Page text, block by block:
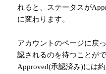
れると、ステータスが
に変わります。
アカウントのページに戻
認されるのを待つことがで
Approved(承認済み)には